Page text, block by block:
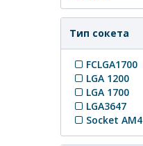
Тип сокета
FCLGA1700
LGA 1200
LGA 1700
LGA3647
Socket AM4